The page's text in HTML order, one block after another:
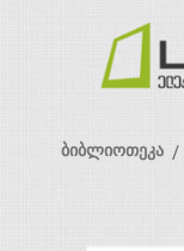
ბიბლიოთეკა